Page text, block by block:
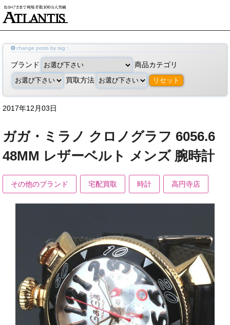
change posts by tag：
ブランド
商品カテゴリ
買取方法
リセット
2017年12月03日
ガガ・ミラノ クロノグラフ 6056.6
48MM レザーベルト メンズ 腕時計
その他のブランド 宅配買取 時計 高円寺店